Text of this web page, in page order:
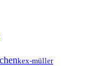
kex-müller